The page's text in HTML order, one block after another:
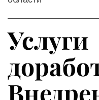
Услуги